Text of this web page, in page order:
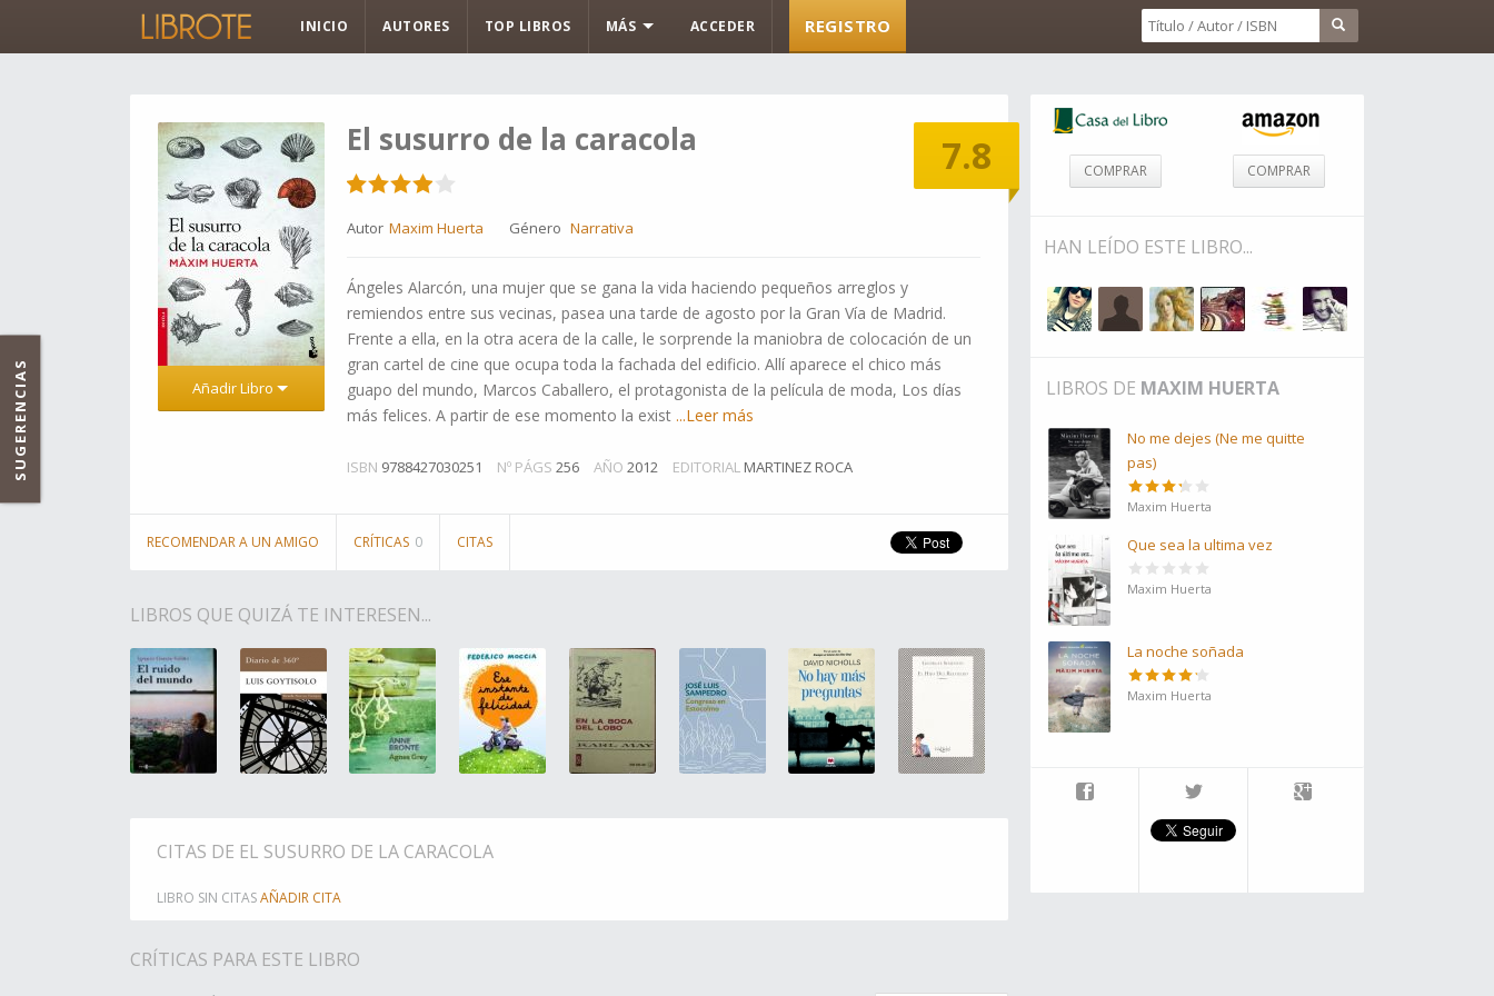
INICIO AUTORES TOP LIBROS MÁS ACCEDER REGISTRO
7.8
Añadir Libro
El susurro de la caracola
Autor Maxim Huerta Género Narrativa
Ángeles Alarcón, una mujer que se gana la vida haciendo pequeños arreglos y
remiendos entre sus vecinas, pasea una tarde de agosto por la Gran Vía de Madrid.
Frente a ella, en la otra acera de la calle, le sorprende la maniobra de colocación de un
gran cartel de cine que ocupa toda la fachada del edificio. Allí aparece el chico más
guapo del mundo, Marcos Caballero, el protagonista de la película de moda, Los días
más felices. A partir de ese momento la exist ...Leer más
ISBN 9788427030251 Nº PÁGS 256 AÑO 2012 EDITORIAL MARTINEZ ROCA
RECOMENDAR A UN AMIGO CRÍTICAS 0 CITAS
LIBROS QUE QUIZÁ TE INTERESEN...
CITAS DE EL SUSURRO DE LA CARACOLA
LIBRO SIN CITASAÑADIR CITA
CRÍTICAS PARA ESTE LIBRO
COMPRAR COMPRAR
HAN LEÍDO ESTE LIBRO...
LIBROS DE MAXIM HUERTA
No me dejes (Ne me quitte
pas)
Maxim Huerta
Que sea la ultima vez
Maxim Huerta
La noche soñada
Maxim Huerta
SUGERENCIAS